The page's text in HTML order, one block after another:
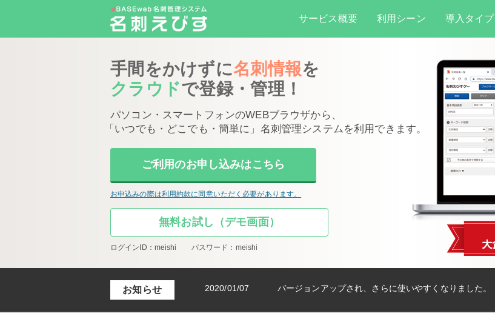
サービス概要 利用シーン 導入タイプ
手間をかけずに名刺情報を
クラウドで登録・管理！
パソコン・スマートフォンのWEBブラウザから、
「いつでも・どこでも・簡単に」名刺管理システムを利用できます。
ご利用のお申し込みはこちら
お申込みの際は利用約款に同意いただく必要があります。
無料お試し（デモ画面）
ログインID：meishi パスワード：meishi
お知らせ 2020/01/07 バージョンアップされ、さらに使いやすくなりました。